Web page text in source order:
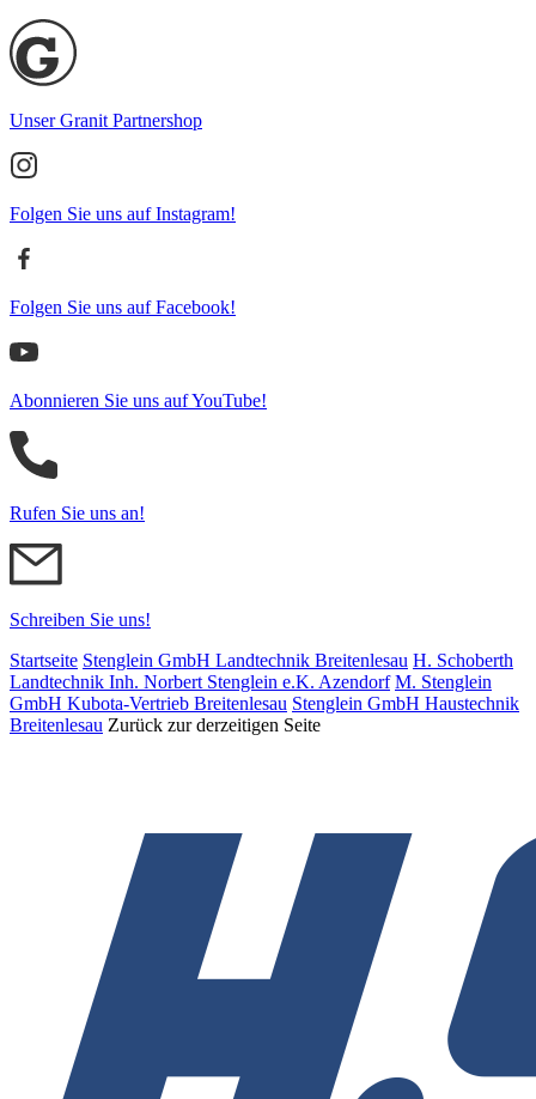
Unser Granit Partnershop
Folgen Sie uns auf Instagram!
Folgen Sie uns auf Facebook!
Abonnieren Sie uns auf YouTube!
Rufen Sie uns an!
Schreiben Sie uns!
Startseite Stenglein GmbH Landtechnik Breitenlesau H. Schoberth
Land­tech­nik Inh. Norbert Stenglein e.K. Azendorf M. Stenglein
GmbH Kubota-Vertrieb Breitenlesau Stenglein GmbH Haustechnik
Breitenlesau Zurück zur derzeitigen Seite